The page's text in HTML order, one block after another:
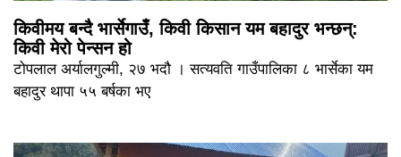
किवीमय बन्दै भार्सेगाउँ, किवी किसान यम बहादुर भन्छन्:
किवी मेरो पेन्सन हो
टोपलाल अर्यालगुल्मी, २७ भदौ । सत्यवति गाउँपालिका ८ भार्सेका यम
बहादुर थापा ५५ बर्षका भए